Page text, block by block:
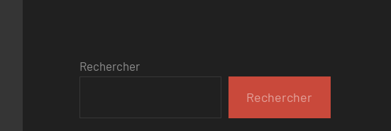
Rechercher
Rechercher